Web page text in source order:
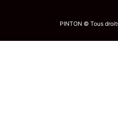
PINTON © Tous